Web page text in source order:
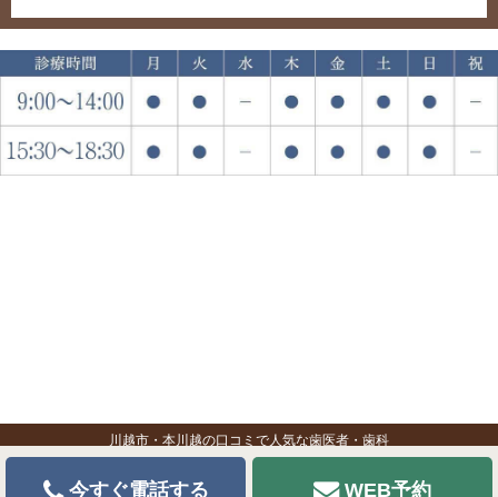
川越市・本川越の口コミで人気な歯医者・歯科
今すぐ電話する WEB予約